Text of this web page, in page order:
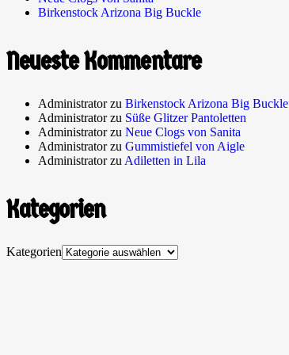
Birkenstock Arizona Big Buckle
Neueste Kommentare
Administratorzu Birkenstock Arizona Big Buckle
Administratorzu Süße Glitzer Pantoletten
Administratorzu Neue Clogs von Sanita
Administratorzu Gummistiefel von Aigle
Administratorzu Adiletten in Lila
Kategorien
Kategorien